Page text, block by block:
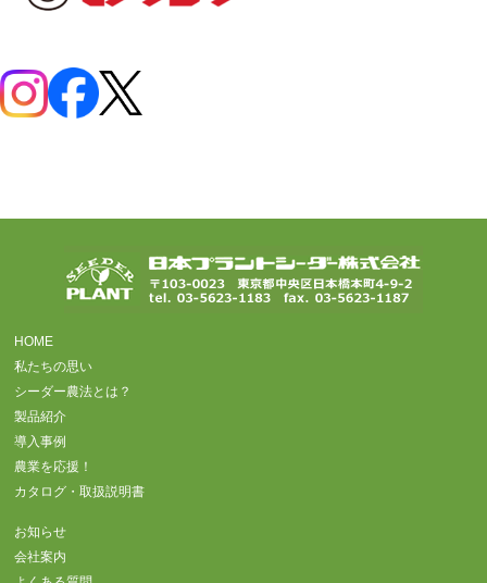
HOME
私たちの思い
シーダー農法とは？
製品紹介
導入事例
農業を応援！
カタログ・取扱説明書
お知らせ
会社案内